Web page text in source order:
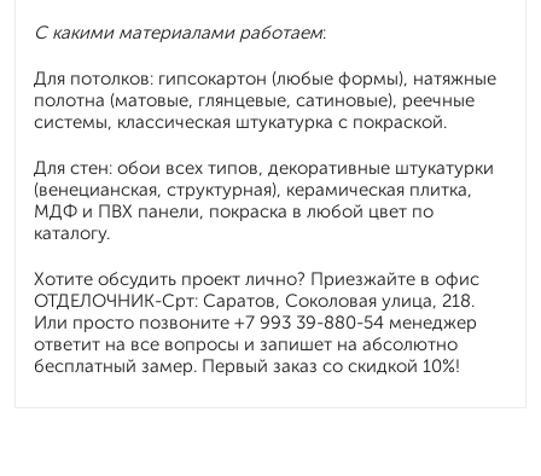
С какими материалами работаем:
Для потолков: гипсокартон (любые формы), натяжные
полотна (матовые, глянцевые, сатиновые), реечные
системы, классическая штукатурка с покраской.
Для стен: обои всех типов, декоративные штукатурки
(венецианская, структурная), керамическая плитка,
МДФ и ПВХ панели, покраска в любой цвет по
каталогу.
Хотите обсудить проект лично? Приезжайте в офис
ОТДЕЛОЧНИК-Срт: Саратов, Соколовая улица, 218.
Или просто позвоните +7 993 39-880-54 менеджер
ответит на все вопросы и запишет на абсолютно
бесплатный замер. Первый заказ со скидкой 10%!